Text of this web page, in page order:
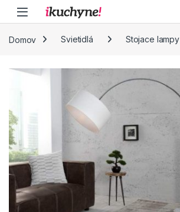
Skip to navigation
Skip to content
Domov Svietidlá Stojace lampy